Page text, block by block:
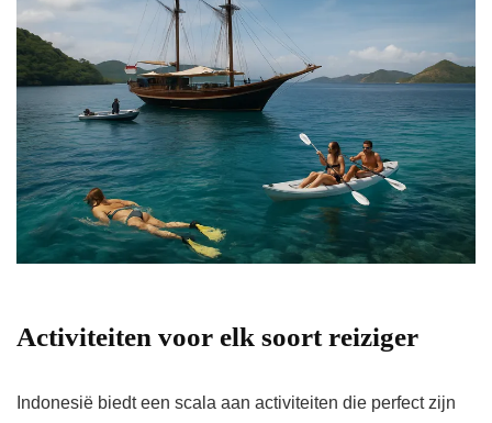
Activiteiten voor elk soort reiziger
Indonesië biedt een scala aan activiteiten die perfect zijn